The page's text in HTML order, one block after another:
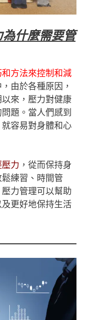
為什麼需要管
方法來控制和減
由於各種原因，
來，壓力對健康
題。當人們感到
容易對身體和心
力 ，從而保持身
練習、時間管
力管理可以幫助
更好地保持生活